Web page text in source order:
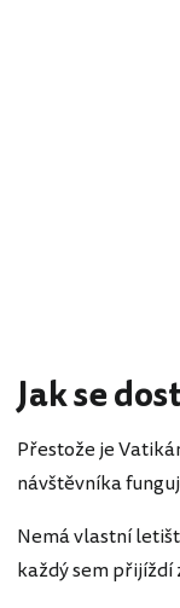
Jak se
Přestože je
návštěvníka
Nemá vlastní
každý sem přijíždí